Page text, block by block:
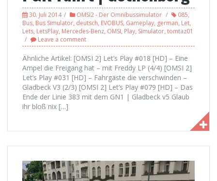
30. Juli 2014 OMSI2 - Der Omnibussimulator 085,
Bus, Bus Simulator, deutsch, EVOBUS, Gameplay, german, Let,
Lets, LetsPlay, Mercedes-Benz, OMSI, Play, Simulator, tomtaz01
Leave a comment
Ähnliche Artikel: [OMSI 2] Let’s Play #018 [HD] – Eine
Ampel die Freigang hat – mit Freddy LP (4/4) [OMSI 2]
Let’s Play #031 [HD] – Fahrgäste die verschwinden –
Gladbeck V3 (2/3) [OMSI 2] Let’s Play #079 [HD] – Das
Ende der Linie 383 mit dem GN1 | Gladbeck v5 Glaub
ihr bloß nix […]